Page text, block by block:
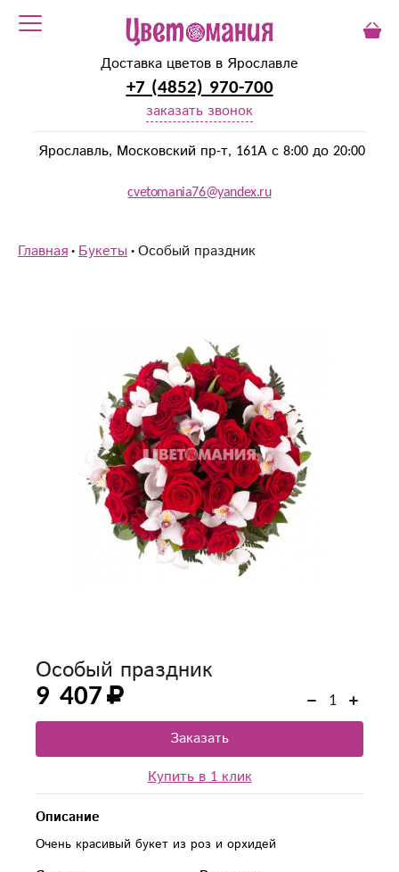
Доставка цветов в Ярославле
+7 (4852) 970-700
заказать звонок
Ярославль, Московский пр-т, 161А с 8:00 до 20:00
cvetomania76@yandex.ru
Главная Букеты Особый праздник
Особый праздник
9 407
Заказать
Купить в 1 клик
Описание
Очень красивый букет из роз и орхидей